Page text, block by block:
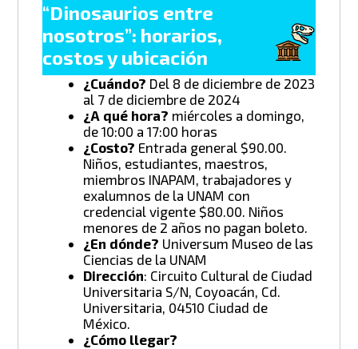
“Dinosaurios entre
nosotros”: horarios,
costos y ubicación
¿Cuándo? Del 8 de diciembre de 2023
al 7 de diciembre de 2024
¿A qué hora? miércoles a domingo,
de 10:00 a 17:00 horas
¿Costo? Entrada general $90.00.
Niños, estudiantes, maestros,
miembros INAPAM, trabajadores y
exalumnos de la UNAM con
credencial vigente $80.00. Niños
menores de 2 años no pagan boleto.
¿En dónde? Universum Museo de las
Ciencias de la UNAM
Dirección: Circuito Cultural de Ciudad
Universitaria S/N, Coyoacán, Cd.
Universitaria, 04510 Ciudad de
México.
¿Cómo llegar?